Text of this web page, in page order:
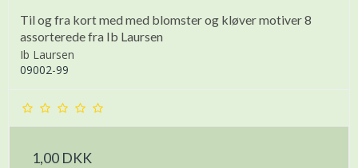
Til og fra kort med med blomster og kløver motiver 8
assorterede fra Ib Laursen
Ib Laursen
09002-99
1,00 DKK